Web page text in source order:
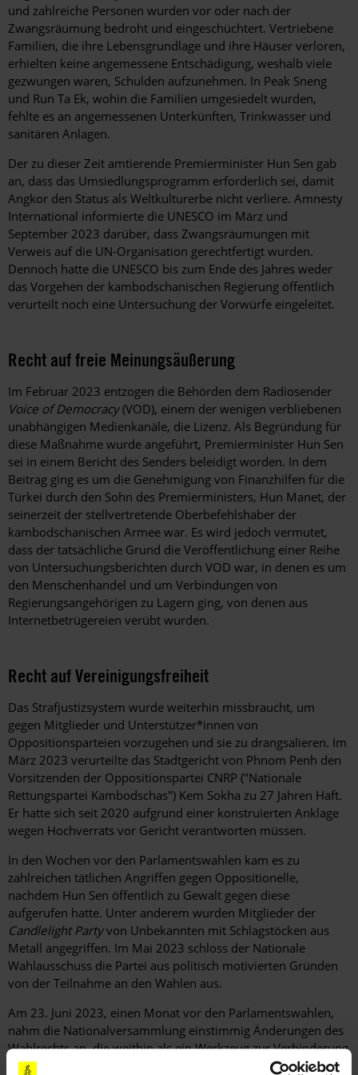
und zahlreiche Personen wurden vor oder nach der
Zwangsräumung bedroht und eingeschüchtert. Vertriebene
Familien, die ihre Lebensgrundlage und ihre Häuser verloren,
erhielten keine angemessene Entschädigung, weshalb viele
gezwungen waren, Schulden aufzunehmen. In Peak Sneng
und Run Ta Ek, wohin die Familien umgesiedelt wurden,
fehlte es an angemessenen Unterkünften, Trinkwasser und
sanitären Anlagen.
Der zu dieser Zeit amtierende Premierminister Hun Sen gab
an, dass das Umsiedlungsprogramm erforderlich sei, damit
Angkor den Status als Weltkulturerbe nicht verliere. Amnesty
International informierte die UNESCO im März und
September 2023 darüber, dass Zwangsräumungen mit
Verweis auf die UN-Organisation gerechtfertigt wurden.
Dennoch hatte die UNESCO bis zum Ende des Jahres weder
das Vorgehen der kambodschanischen Regierung öffentlich
verurteilt noch eine Untersuchung der Vorwürfe eingeleitet.
Recht auf freie Meinungsäußerung
Im Februar 2023 entzogen die Behörden dem Radiosender
Voice of Democracy(VOD), einem der wenigen verbliebenen
unabhängigen Medienkanäle, die Lizenz. Als Begründung für
diese Maßnahme wurde angeführt, Premierminister Hun Sen
sei in einem Bericht des Senders beleidigt worden. In dem
Beitrag ging es um die Genehmigung von Finanzhilfen für die
Türkei durch den Sohn des Premierministers, Hun Manet, der
seinerzeit der stellvertretende Oberbefehlshaber der
kambodschanischen Armee war. Es wird jedoch vermutet,
dass der tatsächliche Grund die Veröffentlichung einer Reihe
von Untersuchungsberichten durch VOD war, in denen es um
den Menschenhandel und um Verbindungen von
Regierungsangehörigen zu Lagern ging, von denen aus
Internetbetrügereien verübt wurden.
Recht auf Vereinigungsfreiheit
Das Strafjustizsystem wurde weiterhin missbraucht, um
gegen Mitglieder und Unterstützer*innen von
Oppositionsparteien vorzugehen und sie zu drangsalieren. Im
März 2023 verurteilte das Stadtgericht von Phnom Penh den
Vorsitzenden der Oppositionspartei CNRP ("Nationale
Rettungspartei Kambodschas") Kem Sokha zu 27 Jahren Haft.
Er hatte sich seit 2020 aufgrund einer konstruierten Anklage
wegen Hochverrats vor Gericht verantworten müssen.
In den Wochen vor den Parlamentswahlen kam es zu
zahlreichen tätlichen Angriffen gegen Oppositionelle,
nachdem Hun Sen öffentlich zu Gewalt gegen diese
aufgerufen hatte. Unter anderem wurden Mitglieder der
Candlelight Partyvon Unbekannten mit Schlagstöcken aus
Metall angegriffen. Im Mai 2023 schloss der Nationale
Wahlausschuss die Partei aus politisch motivierten Gründen
von der Teilnahme an den Wahlen aus.
Am 23. Juni 2023, einen Monat vor den Parlamentswahlen,
nahm die Nationalversammlung einstimmig Änderungen des
Wahlrechts an, die weithin als ein Werkzeug zur Verhinderung
politischer Opposition und zur Einschüchterung der